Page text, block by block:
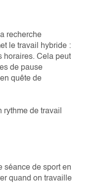
recherche
le travail hybride :
horaires. Cela peut
de pause
quête de
de travail
séance de sport en
quand on travaille